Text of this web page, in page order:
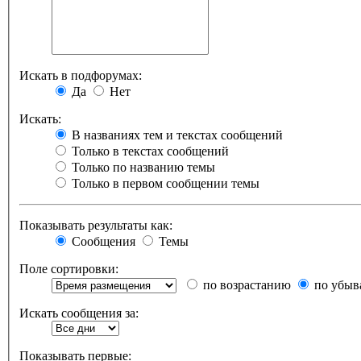
Искать в подфорумах:
Да
Нет
Искать:
В названиях тем и текстах сообщений
Только в текстах сообщений
Только по названию темы
Только в первом сообщении темы
Показывать результаты как:
Сообщения
Темы
Поле сортировки:
по возрастанию
по
Искать сообщения за:
Показывать первые: